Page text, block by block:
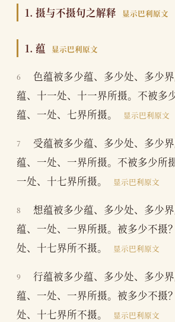
1. 摄与不摄句之解释 显示巴利原文
1. 蕴 显示巴利原文
6
色蕴被多少蕴、多少处、多少
蕴、十一处、十一界所摄。不被多
蕴、一处、七界所摄。
显示巴利原文
7
受蕴被多少蕴、多少处、多少
蕴、一处、一界所摄。不被多少所
一处、十七界所摄。
显示巴利原文
8
想蕴被多少蕴、多少处、多少
蕴、一处、一界所摄。被多少不摄
处、十七界所不摄。
显示巴利原文
9
行蕴被多少蕴、多少处、多少
蕴、一处、一界所摄。被多少不摄
处、十七界所不摄。
显示巴利原文